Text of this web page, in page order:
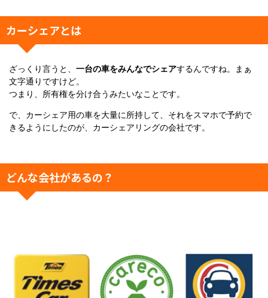
カーシェアとは
ざっくり言うと、 一台の車をみんなでシェアするんですね。まぁ
文字通りですけど。
つまり、所有権を分け合うみたいなことです。
で、カーシェア用の車を大量に所持して、それをスマホで予約で
きるようにしたのが、カーシェアリングの会社です。
どんな会社があるの？